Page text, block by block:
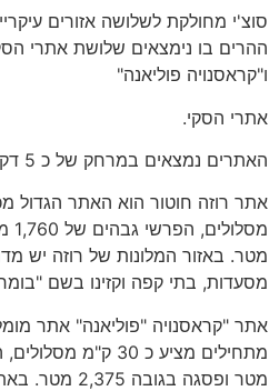
סוצ'י מחולקת לשלושה אזורים
ההרים בו נימצאים שלושת אתרי
ו"קראסנויה פוליאנה"
אתרי הסקי.
האתרים נמצאים במרחק של כ 5 דק' נסיעה אחד מהשני.
מטר. באזור המלונות של רוזה יש
מסעדות, בתי קפה וקזינו בשם
אתר "קראסנויה "פוליאנה" אתר
מטר ופסגה